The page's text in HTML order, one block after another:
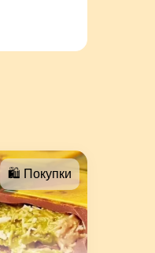
🛍 Покупки